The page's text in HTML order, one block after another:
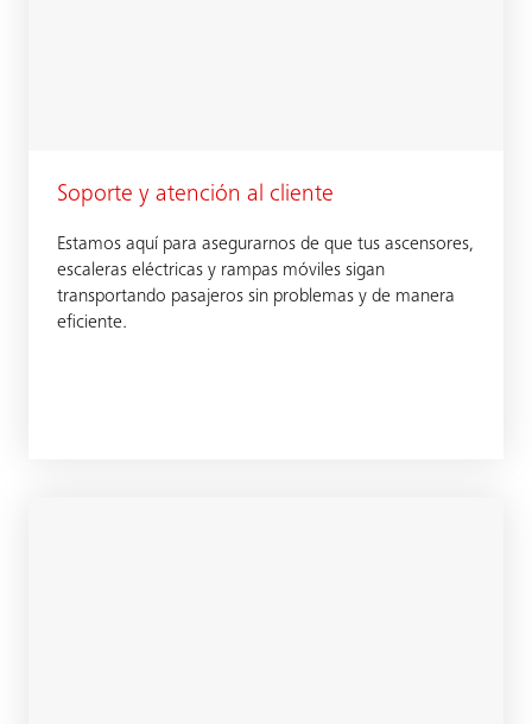
Soporte y atención al cliente
Estamos aquí para asegurarnos de que tus ascensores,
escaleras eléctricas y rampas móviles sigan
transportando pasajeros sin problemas y de manera
eficiente.